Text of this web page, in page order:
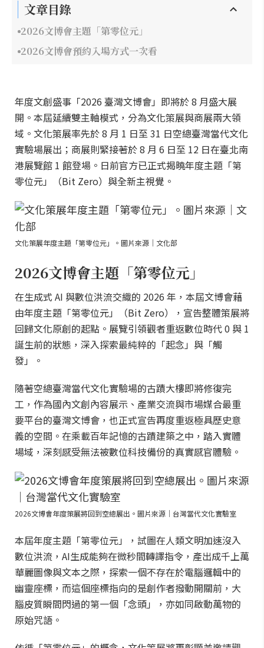
文章目錄
2026文博會主題「第零位元」
2026文博會預約入場方式一次看
年度文創盛事「2026 臺灣文博會」即將於 8 月盛大展
開。本屆延續雙主軸模式，分為文化策展與商展兩大領
域。文化策展率先於 8 月 1 日至 31 日空總臺灣當代文化
實驗場展出；商展則緊接著於 8 月 6 日至 12 日在臺北南
港展覽館 1 館登場。日前官方已正式揭曉年度主題「第
零位元」（Bit Zero）與全新主視覺。
文化策展年度主題「第零位元」。圖片來源｜文化部
2026文博會主題「第零位元」
在生成式 AI 與數位洪流交織的 2026 年，本屆文博會藉
由年度主題「第零位元」（Bit Zero），宣告整體策展將
回歸文化原創的起點。展覽引領觀者重返數位時代 0 與 1
誕生前的狀態，深入探索最純粹的「起念」與「觸
發」。
隨著空總臺灣當代文化實驗場的古蹟大樓即將修復完
工，作為國內文創內容展示、產業交流與市場媒合最重
要平台的臺灣文博會，也正式宣告再度重返極具歷史意
義的空間。在乘載百年記憶的古蹟建築之中，踏入實體
場域，深刻感受無法被數位科技備份的真實感官體驗。
2026文博會年度策展將回到空總展出。圖片來源｜台灣當代文化實驗室
本屆年度主題「第零位元」，試圖在人類文明加速沒入
數位洪流，AI生成能夠在微秒間轉譯指令，產出成千上萬
華麗圖像與文本之際，探索一個不存在於電腦邏輯中的
幽靈座標，而這個座標指向的是創作者撥動開關前，大
腦皮質瞬間閃過的第一個「念頭」，亦如同啟動萬物的
原始咒語。